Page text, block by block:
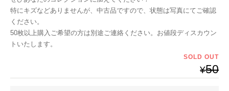
特にキズなどありませんが、中古品ですので、状態は写真にてご確認
ください。
50枚以上購入ご希望の方は別途ご連絡ください。お値段ディスカウン
トいたします。
SOLD OUT
¥50